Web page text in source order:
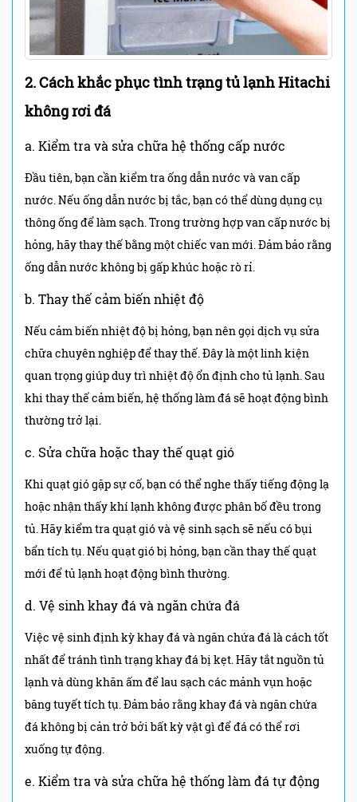
2. Cách khắc phục tình trạng tủ lạnh Hitachi
không rơi đá
a. Kiểm tra và sửa chữa hệ thống cấp nước
Đầu tiên, bạn cần kiểm tra ống dẫn nước và van cấp
nước. Nếu ống dẫn nước bị tắc, bạn có thể dùng dụng cụ
thông ống để làm sạch. Trong trường hợp van cấp nước bị
hỏng, hãy thay thế bằng một chiếc van mới. Đảm bảo rằng
ống dẫn nước không bị gấp khúc hoặc rò rỉ.
b. Thay thế cảm biến nhiệt độ
Nếu cảm biến nhiệt độ bị hỏng, bạn nên gọi dịch vụ sửa
chữa chuyên nghiệp để thay thế. Đây là một linh kiện
quan trọng giúp duy trì nhiệt độ ổn định cho tủ lạnh. Sau
khi thay thế cảm biến, hệ thống làm đá sẽ hoạt động bình
thường trở lại.
c. Sửa chữa hoặc thay thế quạt gió
Khi quạt gió gặp sự cố, bạn có thể nghe thấy tiếng động lạ
hoặc nhận thấy khí lạnh không được phân bố đều trong
tủ. Hãy kiểm tra quạt gió và vệ sinh sạch sẽ nếu có bụi
bẩn tích tụ. Nếu quạt gió bị hỏng, bạn cần thay thế quạt
mới để tủ lạnh hoạt động bình thường.
d. Vệ sinh khay đá và ngăn chứa đá
Việc vệ sinh định kỳ khay đá và ngăn chứa đá là cách tốt
nhất để tránh tình trạng khay đá bị kẹt. Hãy tắt nguồn tủ
lạnh và dùng khăn ấm để lau sạch các mảnh vụn hoặc
băng tuyết tích tụ. Đảm bảo rằng khay đá và ngăn chứa
đá không bị cản trở bởi bất kỳ vật gì để đá có thể rơi
xuống tự động.
e. Kiểm tra và sửa chữa hệ thống làm đá tự động